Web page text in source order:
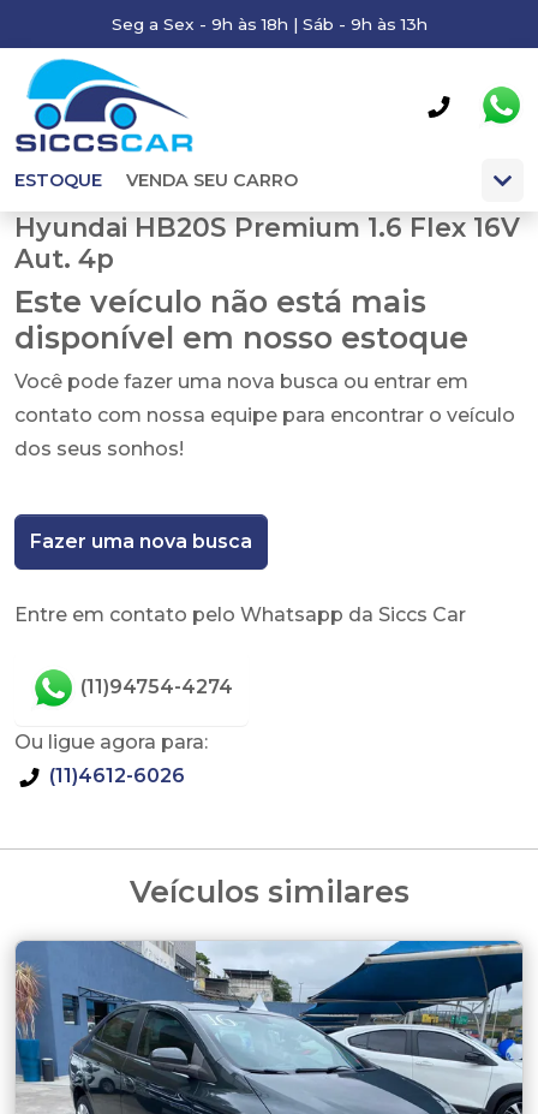
Seg a Sex - 9h às 18h | Sáb - 9h às 13h
ESTOQUE VENDA SEU CARRO
Hyundai HB20S Premium 1.6 Flex 16V
Aut. 4p
Este veículo não está mais
disponível em nosso estoque
Você pode fazer uma nova busca ou entrar em
contato com nossa equipe para encontrar o veículo
dos seus sonhos!
Fazer uma nova busca
Entre em contato pelo Whatsapp da Siccs Car
(11)94754-4274
Ou ligue agora para:
(11)4612-6026
Veículos similares